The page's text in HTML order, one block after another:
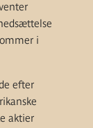
i
efter
aktier